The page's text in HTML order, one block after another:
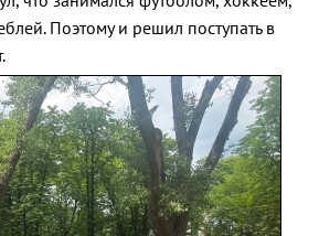
Поэтому и решил поступать в